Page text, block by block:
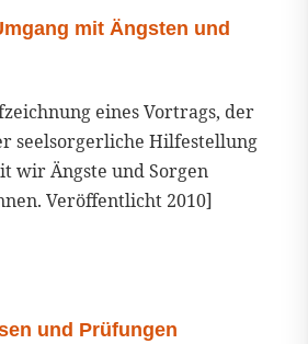
mit Ängsten und
eines Vortrags, der
seelsorgerliche Hilfestellung
wir Ängste und Sorgen
Veröffentlicht 2010]
und Prüfungen